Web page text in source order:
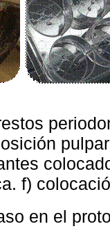
f)
en el